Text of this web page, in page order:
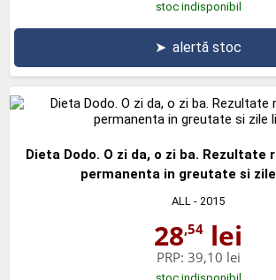
stoc indisponibil
➤ alertă stoc
Dieta Dodo. O zi da, o zi ba. Rezultate
permanenta in greutate si
ALL - 2015
28,54 lei
PRP: 39,10 lei
stoc indisponibil